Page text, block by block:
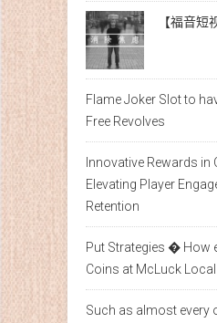
【福音短
Flame Joker Slot to
Free Revolves
Innovative Rewards in
Elevating Player
Retention
Put Strategies � How
Coins at McLuck
Such as almost every